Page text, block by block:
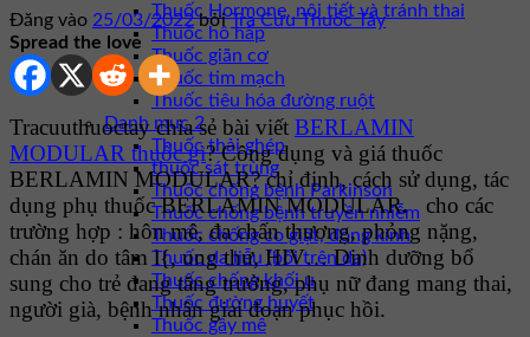
Thuốc Hormone, nội tiết và tránh thai
Thuốc hô hấp
Thuốc giãn cơ
Thuốc tim mạch
Thuốc tiêu hóa đường ruột
Danh mục 2
Thuốc thải ghép
thuốc sát trùng
Thuốc chống bệnh Parkinson
Thuốc chống bệnh truyền nhiễm
Thuốc chống co giật, động kinh
Thuốc da liễu (bôi trên da)
Thuốc chống khối u
Thuốc đường huyết
Thuốc gây mê
Đăng vào 25/03/2022 bởiTra Cứu Thuốc Tây
Spread the love
Tracuuthuoctay chia sẻ bài viết BERLAMIN
MODULAR thuốc gì? Công dụng và giá thuốc
BERLAMIN MODULAR? chỉ định, cách sử dụng, tác
dụng phụ thuốc BERLAMIN MODULAR. cho các
trường hợp : hôn mê, đa chấn thương, phỏng nặng,
chán ăn do tâm l{, ung thư, HIV… Dinh dưỡng bổ
sung cho trẻ đang tăng trưởng, phụ nữ đang mang thai,
người già, bệnh nhân giai đoạn phục hồi.